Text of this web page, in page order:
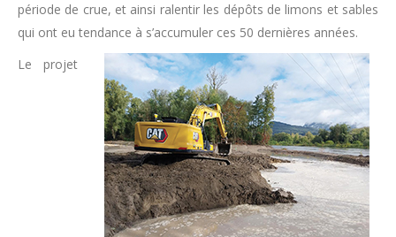
période de crue, et ainsi ralentir les dépôts de limons et sables
qui ont eu tendance à s’accumuler ces 50 dernières années.
Le projet